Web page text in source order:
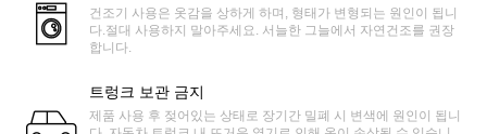
건조기 사용은 옷감을 상하게 하며, 형태가 변형되는 원인이 됩니
다.절대 사용하지 말아주세요. 서늘한 그늘에서 자연건조를 권장
합니다.
트렁크 보관 금지
제품 사용 후 젖어있는 상태로 장기간 밀폐 시 변색에 원인이 됩니